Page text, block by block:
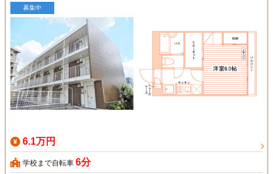
募集中
6.1万円
学校まで自転車 6分